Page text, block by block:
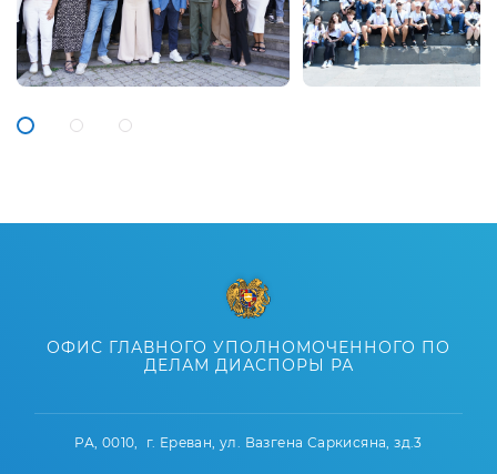
ОФИС ГЛАВНОГО УПОЛНОМОЧЕННОГО ПО
ДЕЛАМ ДИАСПОРЫ РА
РА, 0010, г. Ереван, ул. Вазгена Саркисяна, зд.3